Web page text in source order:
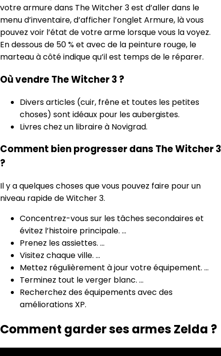
votre armure dans The Witcher 3 est d’aller dans le
menu d’inventaire, d’afficher l’onglet Armure, là vous
pouvez voir l’état de votre arme lorsque vous la voyez.
En dessous de 50 % et avec de la peinture rouge, le
marteau à côté indique qu’il est temps de le réparer.
Où vendre The Witcher 3 ?
Divers articles (cuir, frêne et toutes les petites
choses) sont idéaux pour les aubergistes.
Livres chez un libraire à Novigrad.
Comment bien progresser dans The Witcher 3
?
Il y a quelques choses que vous pouvez faire pour un
niveau rapide de Witcher 3.
Concentrez-vous sur les tâches secondaires et
évitez l’histoire principale. …
Prenez les assiettes. …
Visitez chaque ville. …
Mettez régulièrement à jour votre équipement. …
Terminez tout le verger blanc. …
Recherchez des équipements avec des
améliorations XP.
Comment garder ses armes Zelda ?